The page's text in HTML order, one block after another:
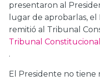
presentaron al
lugar de aprobarlas,
remitió al Tribunal
Tribunal
.
El Presidente no tiene